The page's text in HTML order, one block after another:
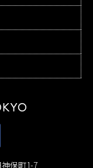
保町1-7